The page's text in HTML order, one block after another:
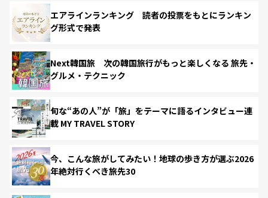
エアラインランキング 読者の投票をもとにランキン
グ形式で発表
Next韓国旅 次の韓国旅行がもっと楽しくなる 旅先・
グルメ・テクニック
旬な“あの人”が「旅」をテーマに語るインタビュー連
載 MY TRAVEL STORY
今、こんな旅がしてみたい！地球の歩き方が選ぶ2026
年絶対行くべき旅先30